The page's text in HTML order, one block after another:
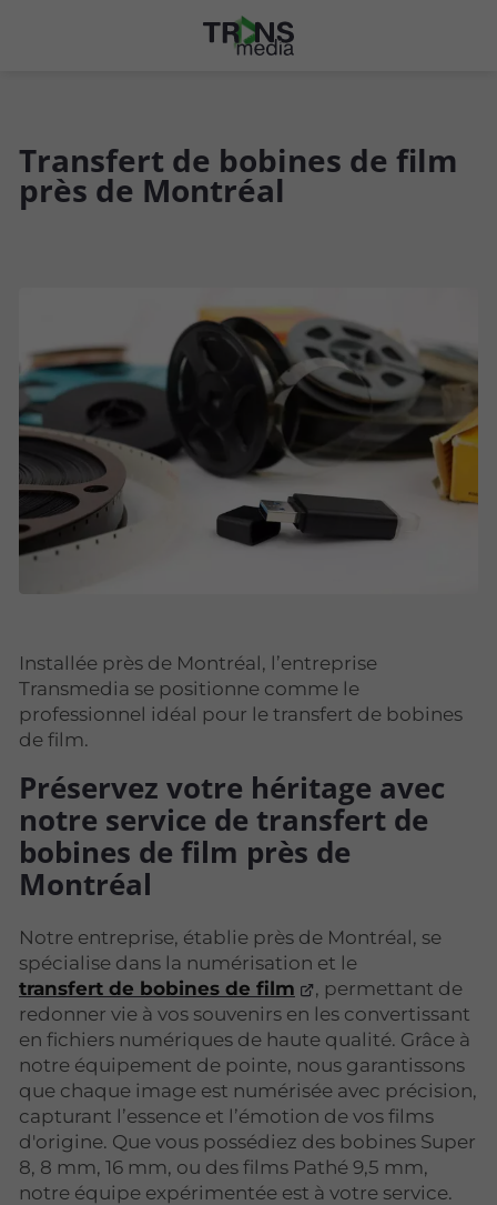
Transfert de bobines de film
près de Montréal
Installée près de Montréal, l’entreprise
Transmedia se positionne comme le
professionnel idéal pour le transfert de bobines
de film.
Préservez votre héritage avec
notre service de transfert de
bobines de film près de
Montréal
Notre entreprise, établie près de Montréal, se
spécialise dans la numérisation et le
transfert de bobines de film
, permettant de
redonner vie à vos souvenirs en les convertissant
en fichiers numériques de haute qualité. Grâce à
notre équipement de pointe, nous garantissons
que chaque image est numérisée avec précision,
capturant l’essence et l’émotion de vos films
d'origine. Que vous possédiez des bobines Super
8, 8 mm, 16 mm, ou des films Pathé 9,5 mm,
notre équipe expérimentée est à votre service.